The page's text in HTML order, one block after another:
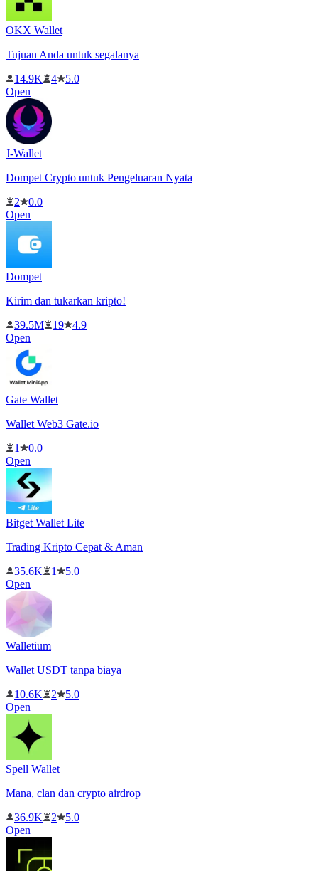
OKX Wallet
Tujuan Anda untuk segalanya
14.9K
4
5.0
Open
J-Wallet
Dompet Crypto untuk Pengeluaran Nyata
2
0.0
Open
Dompet
Kirim dan tukarkan kripto!
39.5M
19
4.9
Open
Gate Wallet
Wallet Web3 Gate.io
1
0.0
Open
Bitget Wallet Lite
Trading Kripto Cepat & Aman
35.6K
1
5.0
Open
Walletium
Wallet USDT tanpa biaya
10.6K
2
5.0
Open
Spell Wallet
Mana, clan dan crypto airdrop
36.9K
2
5.0
Open